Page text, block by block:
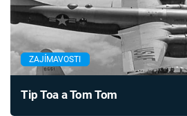
ZAJÍMAVOSTI
Tip Toa a Tom Tom